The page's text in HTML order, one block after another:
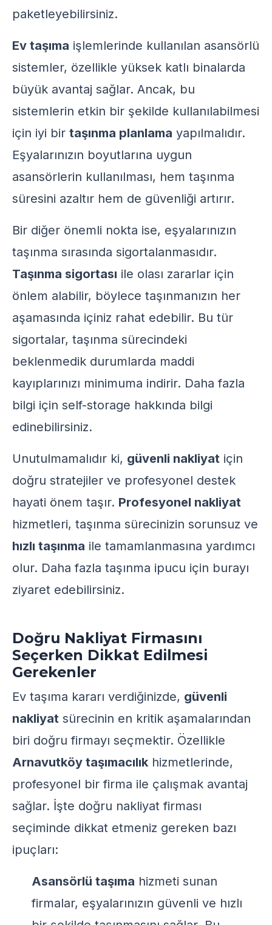
paketleyebilirsiniz.
Ev taşıma işlemlerinde kullanılan asansörlü
sistemler, özellikle yüksek katlı binalarda
büyük avantaj sağlar. Ancak, bu
sistemlerin etkin bir şekilde kullanılabilmesi
için iyi bir taşınma planlama yapılmalıdır.
Eşyalarınızın boyutlarına uygun
asansörlerin kullanılması, hem taşınma
süresini azaltır hem de güvenliği artırır.
Bir diğer önemli nokta ise, eşyalarınızın
taşınma sırasında sigortalanmasıdır.
Taşınma sigortası ile olası zararlar için
önlem alabilir, böylece taşınmanızın her
aşamasında içiniz rahat edebilir. Bu tür
sigortalar, taşınma sürecindeki
beklenmedik durumlarda maddi
kayıplarınızı minimuma indirir. Daha fazla
bilgi için self-storage hakkında bilgi
edinebilirsiniz.
Unutulmamalıdır ki, güvenli nakliyat için
doğru stratejiler ve profesyonel destek
hayati önem taşır. Profesyonel nakliyat
hizmetleri, taşınma sürecinizin sorunsuz ve
hızlı taşınma ile tamamlanmasına yardımcı
olur. Daha fazla taşınma ipucu için burayı
ziyaret edebilirsiniz.
Doğru Nakliyat Firmasını
Seçerken Dikkat Edilmesi
Gerekenler
Ev taşıma kararı verdiğinizde, güvenli
nakliyat sürecinin en kritik aşamalarından
biri doğru firmayı seçmektir. Özellikle
Arnavutköy taşımacılık hizmetlerinde,
profesyonel bir firma ile çalışmak avantaj
sağlar. İşte doğru nakliyat firması
seçiminde dikkat etmeniz gereken bazı
ipuçları:
Asansörlü taşıma hizmeti sunan
firmalar, eşyalarınızın güvenli ve hızlı